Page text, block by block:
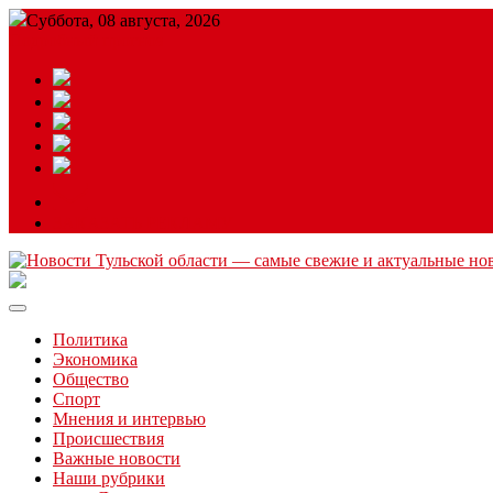
Суббота, 08 августа, 2026
Читайте последние новости дня в Тульской области на сайте
Политика
Экономика
Общество
Спорт
Мнения и интервью
Происшествия
Важные новости
Наши рубрики